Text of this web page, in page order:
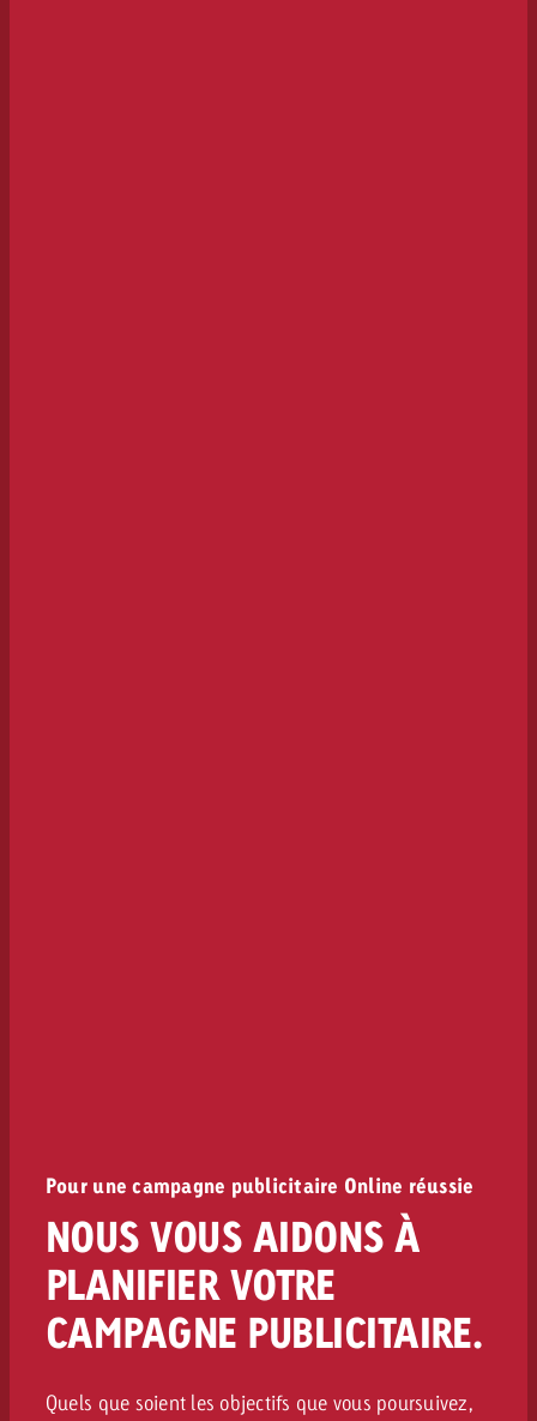
Pour une campagne publicitaire Online réussie
NOUS VOUS AIDONS À
PLANIFIER VOTRE
CAMPAGNE PUBLICITAIRE.
Quels que soient les objectifs que vous poursuivez,